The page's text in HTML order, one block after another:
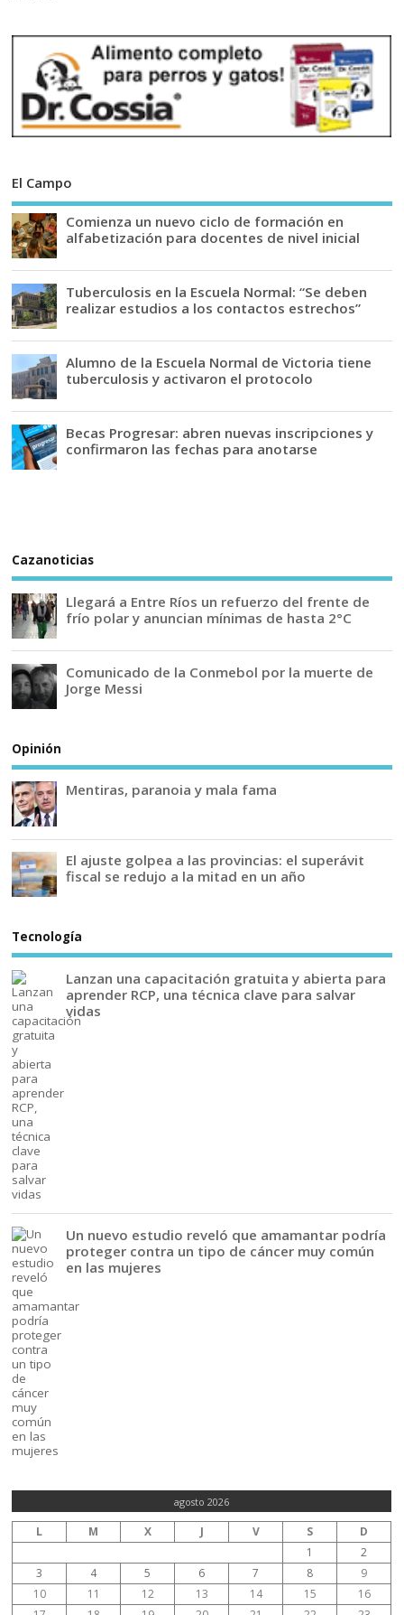
El Campo
Comienza un nuevo ciclo de formación en
alfabetización para docentes de nivel inicial
Tuberculosis en la Escuela Normal: “Se deben
realizar estudios a los contactos estrechos”
Alumno de la Escuela Normal de Victoria tiene
tuberculosis y activaron el protocolo
Becas Progresar: abren nuevas inscripciones y
confirmaron las fechas para anotarse
Cazanoticias
Llegará a Entre Ríos un refuerzo del frente de
frío polar y anuncian mínimas de hasta 2°C
Comunicado de la Conmebol por la muerte de
Jorge Messi
Opinión
Mentiras, paranoia y mala fama
El ajuste golpea a las provincias: el superávit
fiscal se redujo a la mitad en un año
Tecnología
Lanzan una capacitación gratuita y abierta para
aprender RCP, una técnica clave para salvar
vidas
Un nuevo estudio reveló que amamantar podría
proteger contra un tipo de cáncer muy común
en las mujeres
agosto 2026
L M X J V S
D
1
2
3
4 5 6 7 8
9
10
11 12 13 14 15
16